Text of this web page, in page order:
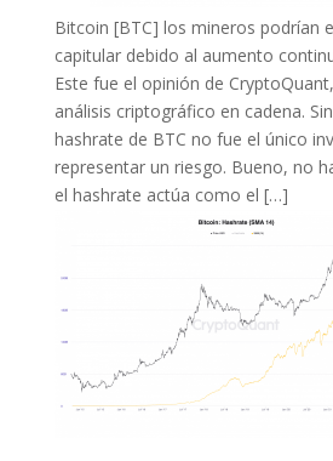
Bitcoin [BTC] los mineros podrían
capitular debido al aumento
Este fue el opinión de
análisis criptográfico en cadena.
hashrate de BTC no fue el único
representar un riesgo. Bueno, no
el hashrate actúa como el […]